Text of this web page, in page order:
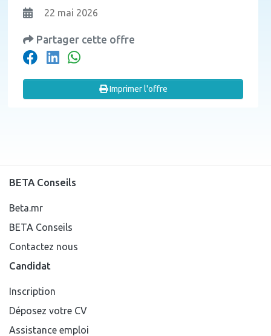
22 mai 2026
Partager cette offre
Imprimer l'offre
BETA Conseils
Beta.mr
BETA Conseils
Contactez nous
Candidat
Inscription
Déposez votre CV
Assistance emploi